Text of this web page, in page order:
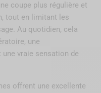
coupe plus régulière et
tout en limitant les
Au quotidien, cela
une
vraie sensation de
offrent une excellente